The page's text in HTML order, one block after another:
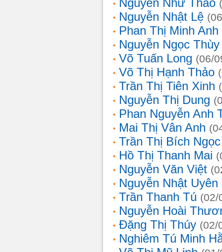
Nguyễn Như Thảo
Nguyễn Nhật Lệ
Phan Thị Minh Anh
Nguyễn Ngọc
Võ Tuấn Long (06/
Võ Thị Hạnh Thảo
Trần Thị Tiên Xinh
Nguyễn Thị Dung
Phan Nguyễn Anh
Mai Thị Vân Anh
Trần Thị Bích Ngọc
Hồ Thị Thanh Mai
Nguyễn Văn Việt
Nguyễn Nhật Uyên
Trần Thanh Tú (02/
Nguyễn Hoài
Đặng Thị Thúy (02/
Nghiêm Tú Minh